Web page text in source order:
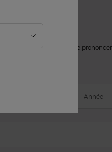
NEWSLETTER
Ne souhaite pas se prononcer